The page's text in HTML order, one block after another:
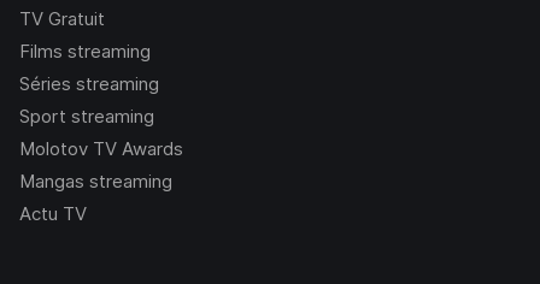
TV Gratuit
Films streaming
Séries streaming
Sport streaming
Molotov TV Awards
Mangas streaming
Actu TV